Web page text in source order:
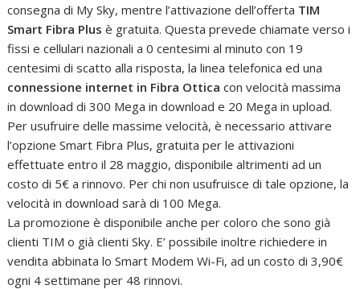
consegna di My Sky, mentre l’attivazione dell’offerta TIM
Smart Fibra Plus è gratuita. Questa prevede chiamate verso i
fissi e cellulari nazionali a 0 centesimi al minuto con 19
centesimi di scatto alla risposta, la linea telefonica ed una
connessione internet in Fibra Ottica con velocità massima
in download di 300 Mega in download e 20 Mega in upload.
Per usufruire delle massime velocità, è necessario attivare
l’opzione Smart Fibra Plus, gratuita per le attivazioni
effettuate entro il 28 maggio, disponibile altrimenti ad un
costo di 5€ a rinnovo. Per chi non usufruisce di tale opzione, la
velocità in download sarà di 100 Mega.
La promozione è disponibile anche per coloro che sono già
clienti TIM o già clienti Sky. E’ possibile inoltre richiedere in
vendita abbinata lo Smart Modem Wi-Fi, ad un costo di 3,90€
ogni 4 settimane per 48 rinnovi.